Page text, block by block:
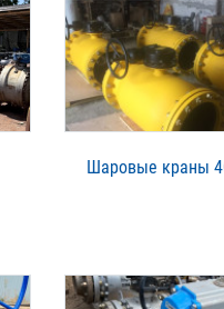
Шаровые краны